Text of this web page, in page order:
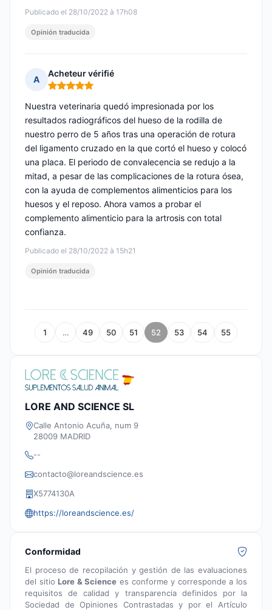
Publicado el 28/10/2022 à 17h08
Opinión traducida
A
Acheteur vérifié
Nota: 5 de 5
Publicado el 28/10/2022 à 15h21
Nuestra veterinaria quedó impresionada por los
resultados radiográficos del hueso de la rodilla de
nuestro perro de 5 años tras una operación de rotura
del ligamento cruzado en la que cortó el hueso y colocó
una placa. El periodo de convalecencia se redujo a la
mitad, a pesar de las complicaciones de la rotura ósea,
con la ayuda de complementos alimenticios para los
huesos y el reposo. Ahora vamos a probar el
complemento alimenticio para la artrosis con total
confianza.
Opinión traducida
1 … 49 50 51 52 53 54 55
LORE AND SCIENCE SL
Calle Antonio Acuña, num 9
28009 MADRID
--
contacto@loreandscience.es
X5774130A
https://loreandscience.es/
Conformidad
El proceso de recopilación y gestión de las evaluaciones
del sitioLore & Science es conforme y corresponde a los
requisitos de calidad y transparencia definidos por la
Sociedad de Opiniones Contrastadas y por el Artículo